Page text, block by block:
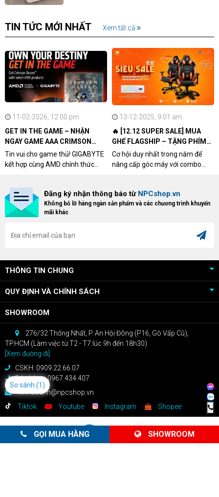
TIN TỨC MỚI NHẤT Xem tất cả
11-02-2026, 12:00 pm
GET IN THE GAME – NHẬN
NGAY GAME AAA CRIMSON
DESERT CÙNG GIGABYTE &
AMD
Tin vui cho game thủ! GIGABYTE
kết hợp cùng AMD chính thức
khách hàng sở hữu VGA Radeon
RX 9070 / RX 9070 XT.
13-12-2025, 9:01 am
🔥 [12.12 SUPER SALE] MUA
GHẾ FLAGSHIP – TẶNG PHÍM
CƠ XỊN
Cơ hội duy nhất trong năm để
nâng cấp góc máy với combo
dòng ghế Gaming cao cấp nhất,
bạn sẽ nhận ngay quà tặng trị giá
Đăng ký nhận thông báo từ NPCshop.vn
Không bỏ lỡ hàng ngàn sản phẩm và các chương trình khuyến
mãi khác
THÔNG TIN CHUNG
QUY ĐỊNH VÀ CHÍNH SÁCH
SHOWROOM
276/32 Thống Nhất, P. An Hội Đông (P16, Gò Vấp Cũ),
TP.HCM (Làm việc từ T2 - T7 lúc 9h đến 18h30)
[Xem đường đi]
CSKH: 0909.22.66.07
Bán hàng: 0967.434.407
kinhdoanh@npcshop.vn
Tiktok
Youtube Instagram Shopee
So sánh (1)
GỌI MUA HÀNG SHOWROOM